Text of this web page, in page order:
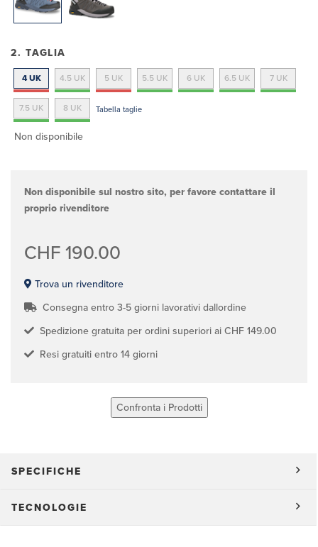
2. TAGLIA
4 UK 4.5 UK 5 UK 5.5 UK 6 UK 6.5 UK 7 UK
7.5 UK 8 UK Tabella taglie
Non disponibile
Non disponibile sul nostro sito, per favore contattare il
proprio rivenditore
CHF 190.00
Trova un rivenditore
Consegna entro 3-5 giorni lavorativi dallordine
Spedizione gratuita per ordini superiori ai CHF 149.00
Resi gratuiti entro 14 giorni
Confronta i Prodotti
SPECIFICHE
TECNOLOGIE